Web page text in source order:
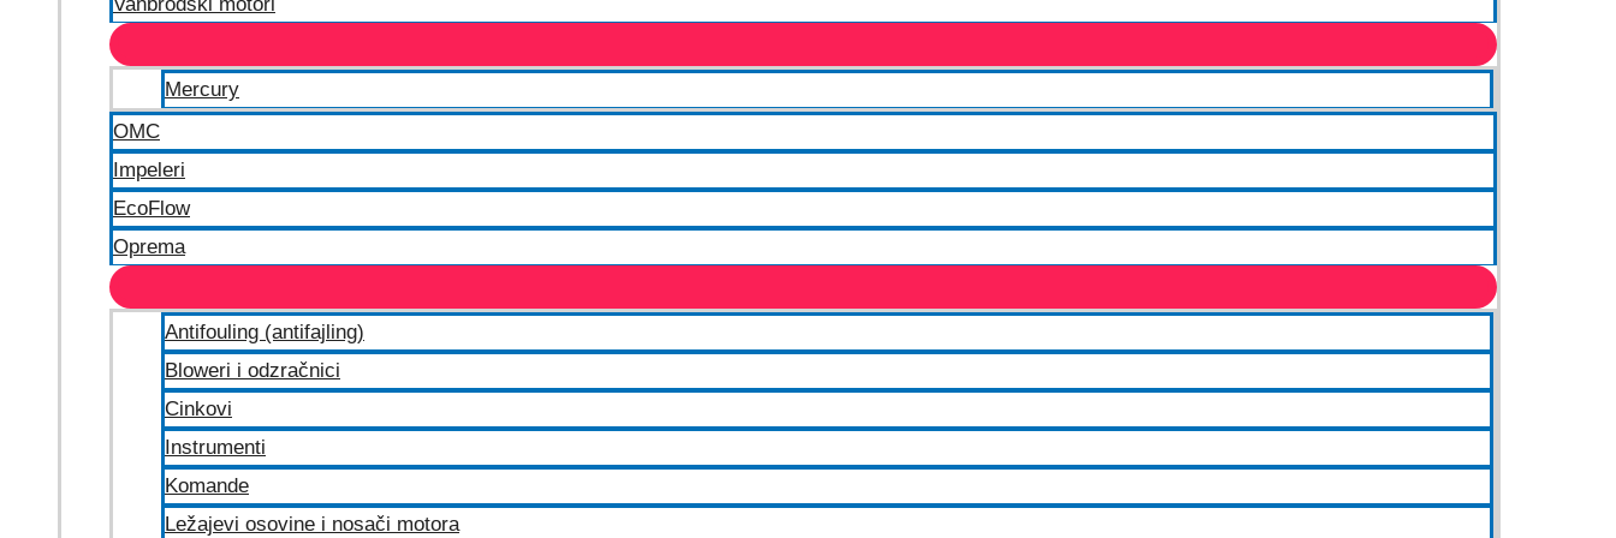
Mercury
OMC
Impeleri
EcoFlow
Oprema
Antifouling (antifajling)
Bloweri i odzračnici
Cinkovi
Instrumenti
Komande
Ležajevi osovine i nosači motora